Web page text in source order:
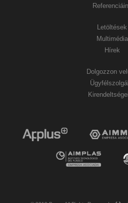
Letöltések
Multimédia
Hírek
Dolgozzon